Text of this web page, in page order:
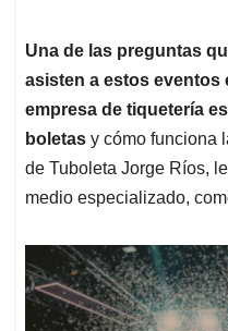
Una de las preguntas
asisten a estos eventos
empresa de tiquetería
boletas y cómo funciona
de Tuboleta Jorge Ríos,
medio especializado,